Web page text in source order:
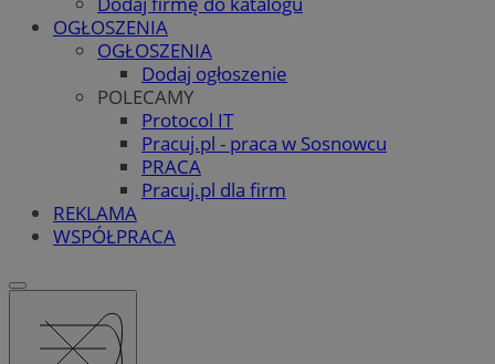
OGŁOSZENIA
OGŁOSZENIA
Dodaj ogłoszenie
POLECAMY
Protocol IT
Pracuj.pl - praca w Sosnowcu
PRACA
Pracuj.pl dla firm
REKLAMA
WSPÓŁPRACA